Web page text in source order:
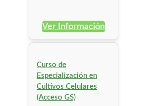
Ver Información
Curso de
Especialización en
Cultivos Celulares
(Acceso GS)